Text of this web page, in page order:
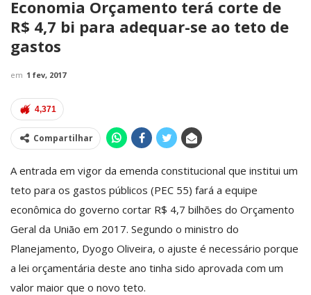
Economia Orçamento terá corte de
R$ 4,7 bi para adequar-se ao teto de
gastos
em 1 fev, 2017
4,371
Compartilhar
A entrada em vigor da emenda constitucional que institui um
teto para os gastos públicos (PEC 55) fará a equipe
econômica do governo cortar R$ 4,7 bilhões do Orçamento
Geral da União em 2017. Segundo o ministro do
Planejamento, Dyogo Oliveira, o ajuste é necessário porque
a lei orçamentária deste ano tinha sido aprovada com um
valor maior que o novo teto.